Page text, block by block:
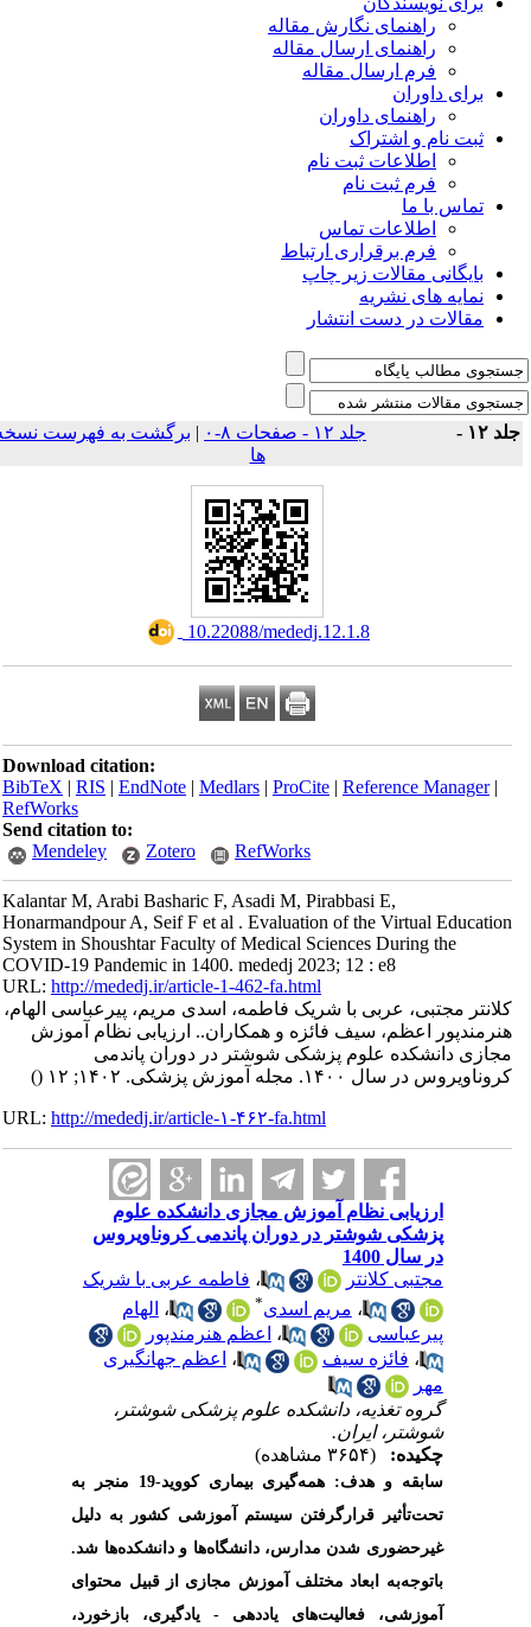
راهنمای نگارش مقاله
راهنمای ارسال مقاله
فرم ارسال مقاله
برای داوران
راهنمای داوران
ثبت نام و اشتراک
اطلاعات ثبت نام
فرم ثبت نام
تماس با ما
اطلاعات تماس
فرم برقراری ارتباط
بایگانی مقالات زیر چاپ
نمایه های نشریه
مقالات در دست انتشار
۱۲ - جلد ۱۲ - صفحات ۸-۰ | برگشت به فهرست نسخه
ها
‎ 10.22088/mededj.12.1.8
Download citation:
BibTeX|RIS|EndNote|Medlars|ProCite|Reference Manager
RefWorks
Send citation to:
Mendeley
Zotero RefWorks
Kalantar M, Arabi Basharic F, Asadi M, Pirabbasi E,
Honarmandpour A, Seif F et al . Evaluation of the Virtual Education
System in Shoushtar Faculty of Medical Sciences During the
COVID-19 Pandemic in 1400. mededj 2023; 12 : e8
URL:http://mededj.ir/article-1-462-fa.html
کلانتر مجتبی، عربی با شریک فاطمه، اسدی مریم، پیرعباسی الهام،
هنرمندپور اعظم، سیف فائزه و همکاران.. ارزیابی نظام آموزش
مجازی دانشکده علوم پزشکی شوشتر در دوران پاندمی
کروناویروس در سال ۱۴۰۰. مجله آموزش پزشکی. ۱۴۰۲; ۱۲
()
URL:http://mededj.ir/article-۱-۴۶۲-fa.html
ارزیابی نظام آموزش مجازی دانشکده علوم
پزشکی شوشتر در دوران پاندمی کروناویروس
در سال 1400
مجتبی کلانتر
،فاطمه عربی با شریک
،مریم اسدی ،الهام
پیرعباسی
،اعظم هنرمندپور
،فائزه سیف ،اعظم جهانگیری
مهر
گروه تغذیه، دانشکده علوم پزشکی شوشتر،
شوشتر، ایران.
چکیده:
سابقه و هدف:
همه‌گیری بیماری کووید-19 منجر به
تحت‌تأثیر قرارگرفتن سیستم آموزشی کشور به دلیل
غیرحضوری شدن مدارس، دانشگاه‌ها و دانشکده‌ها شد.
باتوجه‌به ابعاد مختلف آموزش مجازی از قبیل محتوای
آموزشی، فعالیت‌های یاددهی - یادگیری، بازخورد،